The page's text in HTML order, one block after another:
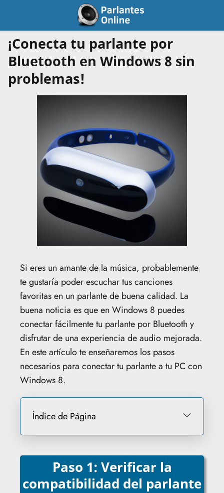
¡Conecta tu parlante por
Bluetooth en Windows 8 sin
problemas!
Si eres un amante de la música, probablemente
te gustaría poder escuchar tus canciones
favoritas en un parlante de buena calidad. La
buena noticia es que en Windows 8 puedes
conectar fácilmente tu parlante por Bluetooth y
disfrutar de una experiencia de audio mejorada.
En este artículo te enseñaremos los pasos
necesarios para conectar tu parlante a tu PC con
Windows 8.
Índice de Página
Paso 1: Verificar la
compatibilidad del parlante